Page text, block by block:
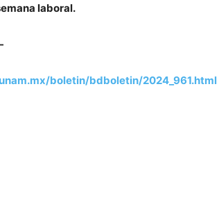
laboral.
boletin/bdboletin/2024_961.html